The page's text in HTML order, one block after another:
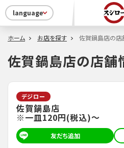
language
ホーム お店を探す 佐賀鍋島店の店
佐賀鍋島店の店舗
デジロー
佐賀鍋島店
※一皿120円(税込)～
友だち追加